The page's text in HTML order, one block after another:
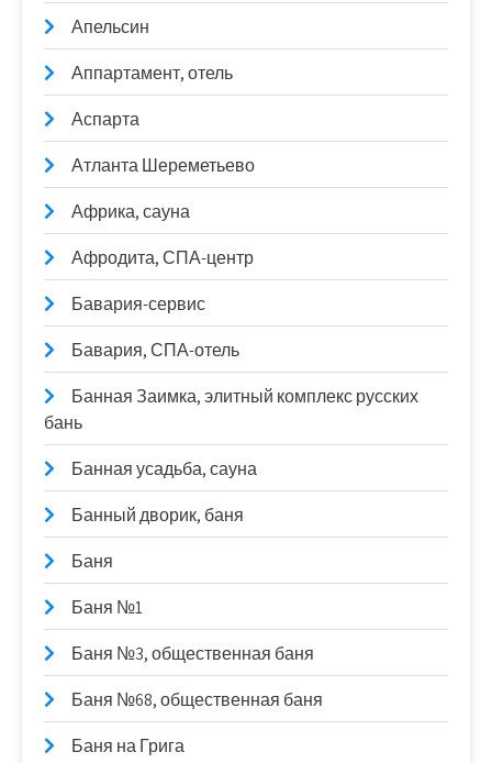
Апельсин
Аппартамент, отель
Аспарта
Атланта Шереметьево
Африка, сауна
Афродита, СПА-центр
Бавария-сервис
Бавария, СПА-отель
Банная Заимка, элитный комплекс русских
бань
Банная усадьба, сауна
Банный дворик, баня
Баня
Баня №1
Баня №3, общественная баня
Баня №68, общественная баня
Баня на Грига